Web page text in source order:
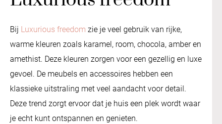
Bij Luxurious freedom zie je veel gebruik van rijke,
warme kleuren zoals karamel, room, chocola, amber en
amethist. Deze kleuren zorgen voor een gezellig en luxe
gevoel. De meubels en accessoires hebben een
klassieke uitstraling met veel aandacht voor detail.
Deze trend zorgt ervoor dat je huis een plek wordt waar
je echt kunt ontspannen en genieten.